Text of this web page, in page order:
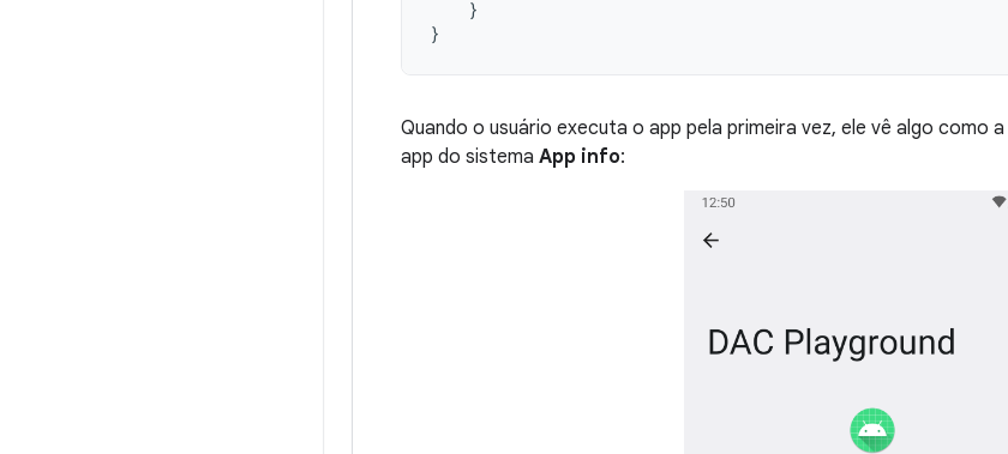
}
}
Quando o usuário executa o app pela primeira vez, ele vê algo como
app do sistema App info: